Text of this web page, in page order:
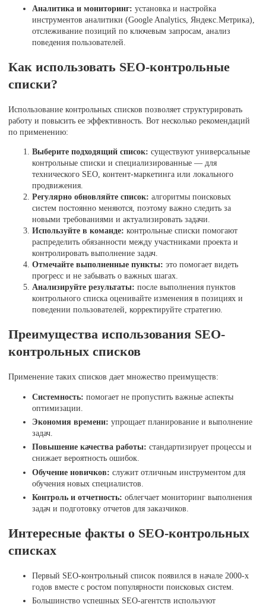
Аналитика и мониторинг: установка и настройка
инструментов аналитики (Google Analytics, Яндекс.Метрика),
отслеживание позиций по ключевым запросам, анализ
поведения пользователей.
Как использовать SEO-контрольные
списки?
Использование контрольных списков позволяет структурировать
работу и повысить ее эффективность. Вот несколько рекомендаций
по применению:
Выберите подходящий список: существуют универсальные
контрольные списки и специализированные — для
технического SEO, контент-маркетинга или локального
продвижения.
Регулярно обновляйте список: алгоритмы поисковых
систем постоянно меняются, поэтому важно следить за
новыми требованиями и актуализировать задачи.
Используйте в команде: контрольные списки помогают
распределить обязанности между участниками проекта и
контролировать выполнение задач.
Отмечайте выполненные пункты: это помогает видеть
прогресс и не забывать о важных шагах.
Анализируйте результаты: после выполнения пунктов
контрольного списка оценивайте изменения в позициях и
поведении пользователей, корректируйте стратегию.
Преимущества использования SEO-
контрольных списков
Применение таких списков дает множество преимуществ:
Системность: помогает не пропустить важные аспекты
оптимизации.
Экономия времени: упрощает планирование и выполнение
задач.
Повышение качества работы: стандартизирует процессы и
снижает вероятность ошибок.
Обучение новичков: служит отличным инструментом для
обучения новых специалистов.
Контроль и отчетность: облегчает мониторинг выполнения
задач и подготовку отчетов для заказчиков.
Интересные факты о SEO-контрольных
списках
Первый SEO-контрольный список появился в начале 2000-х
годов вместе с ростом популярности поисковых систем.
Большинство успешных SEO-агентств используют